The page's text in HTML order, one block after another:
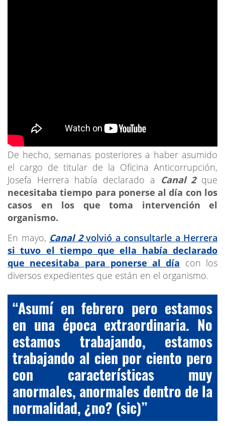
De hecho, semanas posteriores a haber asumido
el cargo de titular de la Oficina Anticorrupción,
Josefa Herrera había declarado a
Canal 2que
necesitaba tiempo para ponerse al día con los
casos en los que toma intervención el
organismo.
En mayo, Canal 2volvió a consultarle a Herrera
si tuvo el tiempo que ella había declarado
que necesitaba para ponerse al día con los
diversos expedientes que están en el organismo.
“Asumí en febrero pero estamos
en una época extraordinaria. No
estamos trabajando, estamos
trabajando al cien por ciento pero
con características muy
anormales, anormales dentro de la
normalidad, ¿no? (sic)”